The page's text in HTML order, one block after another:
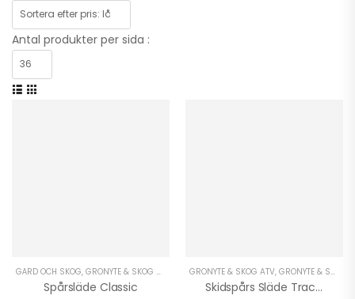
Antal produkter per sida :
GÅRD OCH SKOG, GRÖNYTE & SKOG UTV VINTER ATV,VINTER UTV
Spårsläde Classic
GRÖNYTE & SKOG ATV, GRÖNYTE & SKOG UTV
Skidspårs Släde Tracker 230